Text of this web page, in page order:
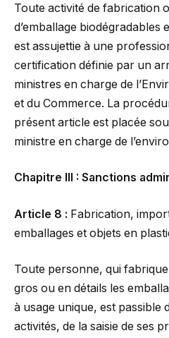
Toute activité de fabrication
d’emballage biodégradables
est assujettie à une
certification définie par un
ministres en charge de
et du Commerce. La
présent article est placée
ministre en charge de
Chapitre III : Sanctions
Article 8 : Fabrication,
emballages et objets en
Toute personne, qui
gros ou en détails les
à usage unique, est passible
activités, de la saisie de ses